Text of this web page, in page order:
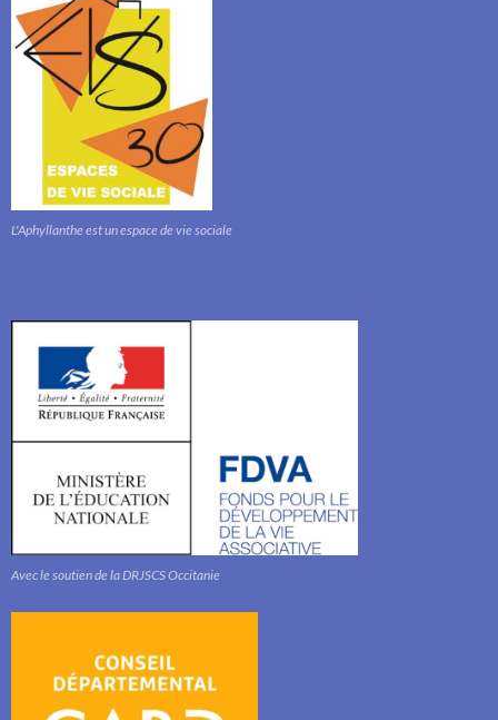
L'Aphyllanthe est un espace de vie sociale
Avec le soutien de la DRJSCS Occitanie